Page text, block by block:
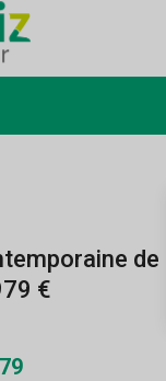
de
€